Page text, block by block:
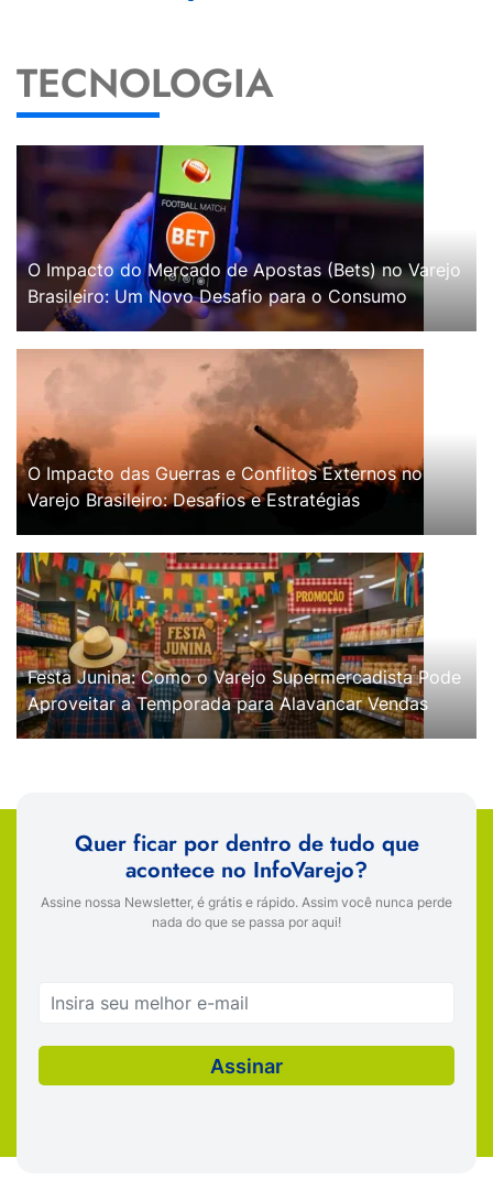
TECNOLOGIA
O Impacto do Mercado de Apostas (Bets) no Varejo
Brasileiro: Um Novo Desafio para o Consumo
O Impacto das Guerras e Conflitos Externos no
Varejo Brasileiro: Desafios e Estratégias
Festa Junina: Como o Varejo Supermercadista Pode
Aproveitar a Temporada para Alavancar Vendas
Quer ficar por dentro de tudo que
acontece no InfoVarejo?
Assine nossa Newsletter, é grátis e rápido. Assim você nunca perde
nada do que se passa por aqui!